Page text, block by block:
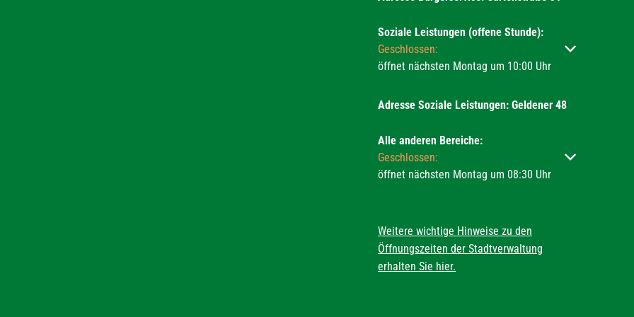
Soziale Leistungen (offene Stunde):
Klicken, um weitere Öffnungs- oder Schließzeiten
Geschlossen:
öffnet nächsten Montag um 10:00 Uhr
Adresse Soziale Leistungen: Geldener 48
Alle anderen Bereiche:
Klicken, um weitere Öffnungs- oder Schließzeiten
Geschlossen:
öffnet nächsten Montag um 08:30 Uhr
Weitere wichtige Hinweise zu den
Öffnungszeiten der Stadtverwaltung
erhalten Sie hier.